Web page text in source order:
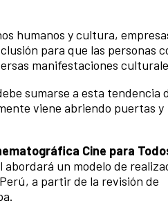
humanos y cultura,
para que las personas
manifestaciones
sumarse a esta tendencia
viene abriendo puertas y
Cine para
abordará un modelo de
a partir de la revisión de